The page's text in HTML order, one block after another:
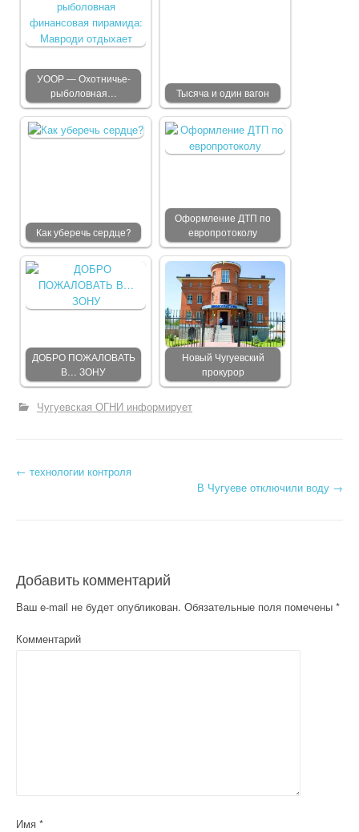
УООР — Охотничье-
рыболовная…
Тысяча и один вагон
Как уберечь сердце?
Оформление ДТП по
европротоколу
ДОБРО ПОЖАЛОВАТЬ
В… ЗОНУ
Новый Чугуевский
прокурор
Чугуевская ОГНИ информирует
Post navigation
← технологии контроля
В Чугуеве отключили воду →
Добавить комментарий
Ваш e-mail не будет опубликован. Обязательные поля помечены *
Комментарий
Имя *